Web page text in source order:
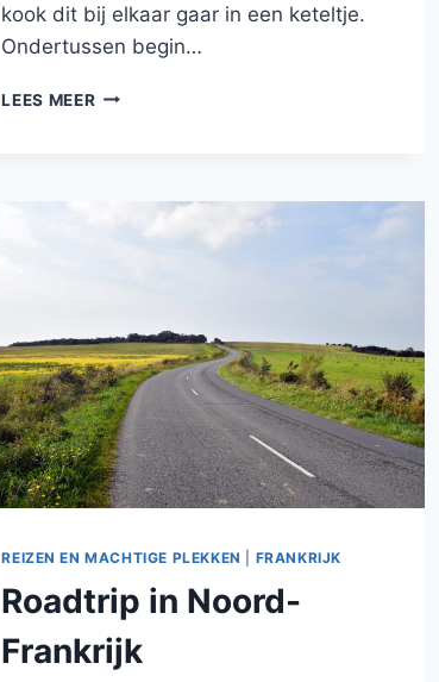
kook dit bij elkaar gaar in een keteltje.
Ondertussen begin…
LEES MEERPANGAFILET
REIZEN EN MACHTIGE PLEKKEN FRANKRIJK
Roadtrip in Noord-
Frankrijk